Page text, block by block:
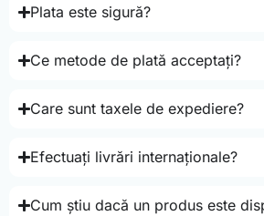
Plata este sigură?
Ce metode de plată acceptați?
Care sunt taxele de expediere?
Efectuați livrări internaționale?
Cum știu dacă un produs este